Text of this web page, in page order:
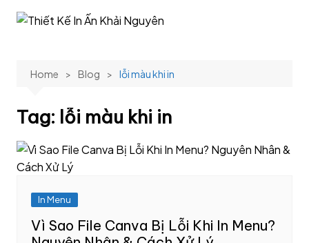
Home Blog lỗi màu khi in
Tag: lỗi màu khi in
In Menu
Vì Sao File Canva Bị Lỗi Khi In Menu?